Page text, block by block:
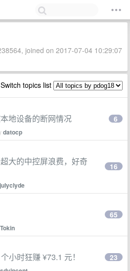
joined on 2017-07-04 10:29:07
Switch topics list
地设备的断网情况
datocp
6
大的中控屏浪费，好奇
julyclyde
16
Tokin
65
小时狂赚 ¥73.1 元！ 23